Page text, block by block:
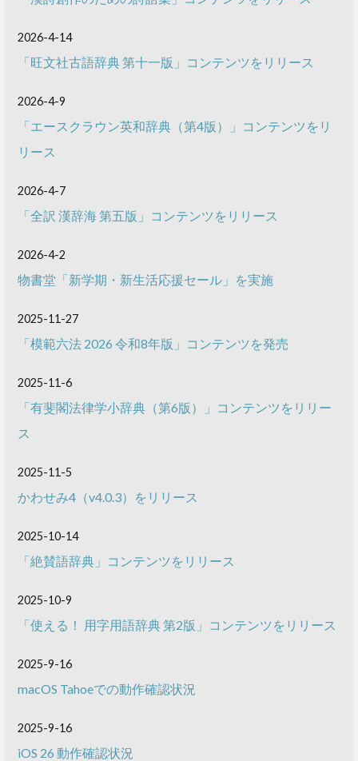
2026-4-14
「旺文社古語辞典 第十一版」コンテンツをリリース
2026-4-9
「エースクラウン英和辞典（第4版）」コンテンツをリ
リース
2026-4-7
「全訳 漢辞海 第五版」コンテンツをリリース
2026-4-2
物書堂「新学期・新生活応援セール」を実施
2025-11-27
「模範六法 2026 令和8年版」コンテンツを発売
2025-11-6
「有斐閣法律学小辞典（第6版）」コンテンツをリリー
ス
2025-11-5
かわせみ4（v4.0.3）をリリース
2025-10-14
「絶賛語辞典」コンテンツをリリース
2025-10-9
「使える！ 用字用語辞典 第2版」コンテンツをリリース
2025-9-16
macOS Tahoeでの動作確認状況
2025-9-16
iOS 26 動作確認状況